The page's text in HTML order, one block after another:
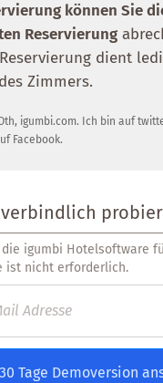
können Sie
Reservierung
dient
Zimmers.
, igumbi.com. Ich bin auf
Facebook.
igumbi Hotelsoftware
ist nicht erforderlich.
30 Tage Demoversion